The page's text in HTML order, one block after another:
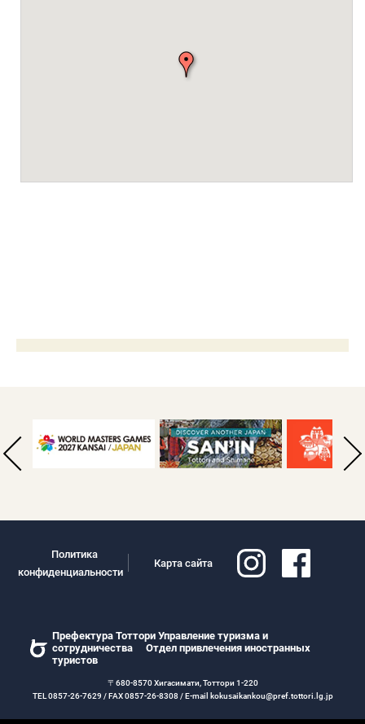
Политика
конфиденциальности
Карта сайта
Префектура Тоттори Управление туризма и
сотрудничества Отдел привлечения иностранных
туристов
〒680-8570 Хигасимати, Тоттори 1-220
TEL 0857-26-7629 / FAX 0857-26-8308 / E-mail kokusaikankou@pref.tottori.lg.jp